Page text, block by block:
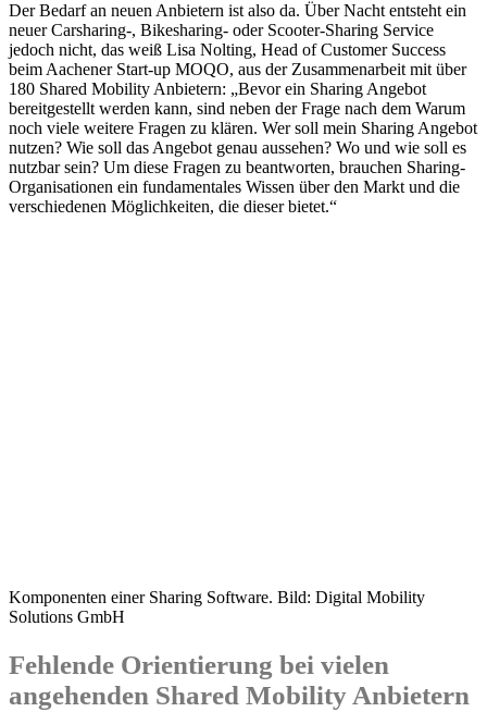
Der Bedarf an neuen Anbietern ist also da. Über Nacht entsteht ein
neuer Carsharing-, Bikesharing- oder Scooter-Sharing Service
jedoch nicht, das weiß Lisa Nolting, Head of Customer Success
beim Aachener Start-up MOQO, aus der Zusammenarbeit mit über
180 Shared Mobility Anbietern: „Bevor ein Sharing Angebot
bereitgestellt werden kann, sind neben der Frage nach dem Warum
noch viele weitere Fragen zu klären. Wer soll mein Sharing Angebot
nutzen? Wie soll das Angebot genau aussehen? Wo und wie soll es
nutzbar sein? Um diese Fragen zu beantworten, brauchen Sharing-
Organisationen ein fundamentales Wissen über den Markt und die
verschiedenen Möglichkeiten, die dieser bietet.“
Komponenten einer Sharing Software. Bild: Digital Mobility
Solutions GmbH
Fehlende Orientierung bei vielen
angehenden Shared Mobility Anbietern